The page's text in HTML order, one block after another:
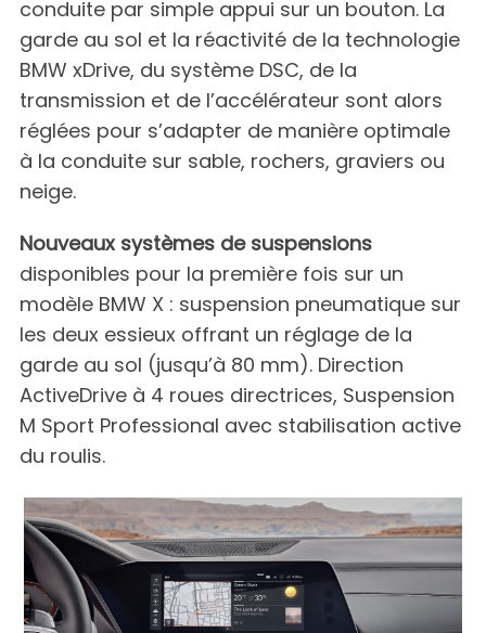
conduite par simple appui sur un bouton. La
garde au sol et la réactivité de la technologie
BMW xDrive, du système DSC, de la
transmission et de l’accélérateur sont alors
réglées pour s’adapter de manière optimale
à la conduite sur sable, rochers, graviers ou
neige.
Nouveaux systèmes de suspensions
disponibles pour la première fois sur un
modèle BMW X : suspension pneumatique sur
les deux essieux offrant un réglage de la
garde au sol (jusqu’à 80 mm). Direction
ActiveDrive à 4 roues directrices, Suspension
M Sport Professional avec stabilisation active
du roulis.